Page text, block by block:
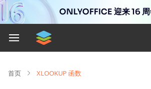
ONLYOFFICE 迎来 16 周
首页 XLOOKUP 函数